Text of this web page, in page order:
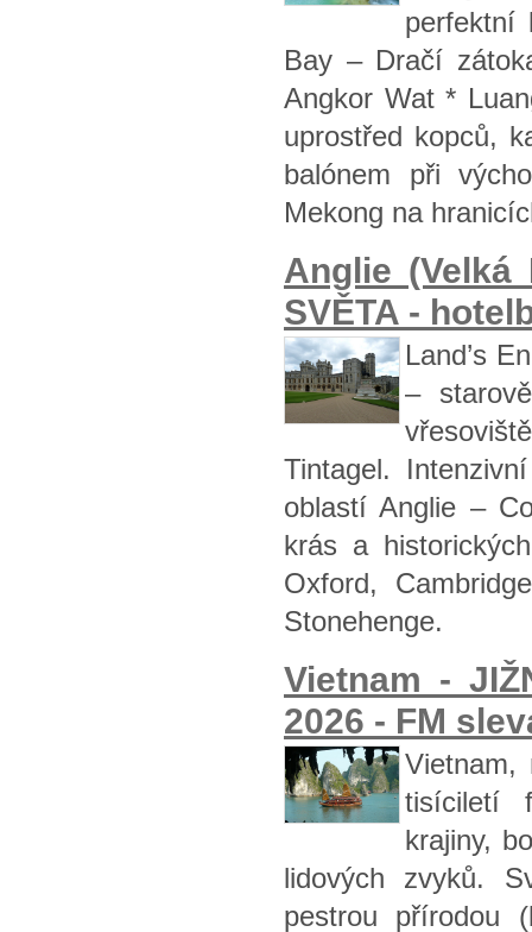
perfektní
Bay – Dračí
Angkor Wat *
uprostřed kopců,
balónem při
Mekong na
Anglie (Velká
SVĚTA -
Land’s
–
Tintagel.
oblastí Anglie –
krás a
Oxford,
Stonehenge.
Vietnam -
2026 - FM
tisíciletí
krajiny,
lidových zvyků.
pestrou přírodou